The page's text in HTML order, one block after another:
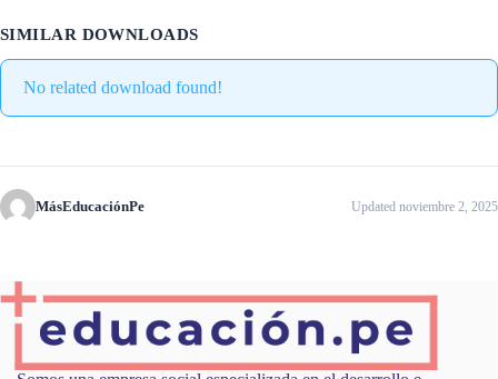
SIMILAR DOWNLOADS
No related download found!
MásEducaciónPe Updated noviembre 2, 2025